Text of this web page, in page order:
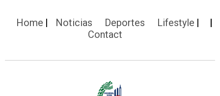
Home Noticias Deportes
Lifestyle
Contact